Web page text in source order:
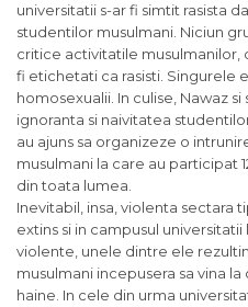
universitatii s-ar fi simtit rasista
studentilor musulmani. Niciun
critice activitatile musulmanilor,
fi etichetati ca rasisti. Singurele
homosexualii. In culise, Nawaz si
ignoranta si naivitatea
au ajuns sa organizeze o
musulmani la care au participat
din toata lumea.
Inevitabil, insa, violenta sectara
extins si in campusul
violente, unele dintre ele
musulmani incepusera sa vina
haine. In cele din urma